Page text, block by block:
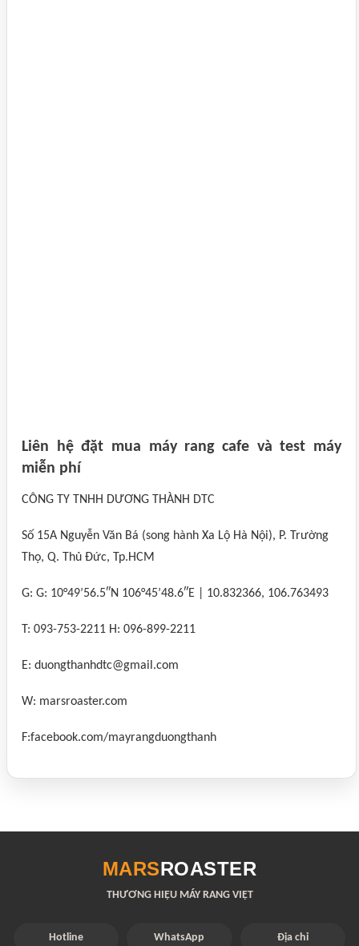
Liên hệ đặt mua máy rang cafe và test máy
miễn phí
CÔNG TY TNHH DƯƠNG THÀNH DTC
Số 15A Nguyễn Văn Bá (song hành Xa Lộ Hà Nội), P. Trường
Thọ, Q. Thủ Đức, Tp.HCM
G: G: 10°49’56.5″N 106°45’48.6″E | 10.832366, 106.763493
T: 093-753-2211 H: 096-899-2211
E: duongthanhdtc@gmail.com
W: marsroaster.com
F:facebook.com/mayrangduongthanh
MARSROASTER
THƯƠNG HIỆU MÁY RANG VIỆT
Hotline WhatsApp Địa chỉ